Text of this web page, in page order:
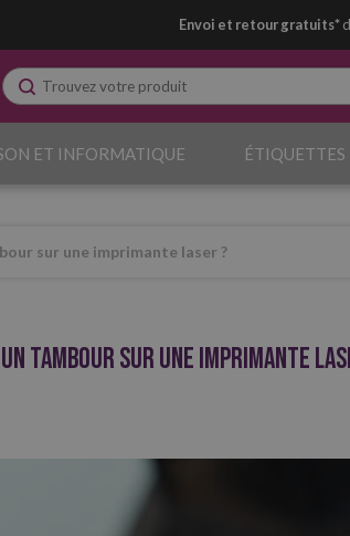
Envoi et retour gratuits*
ET INFORMATIQUE ÉTIQUETTES
sur une imprimante laser ?
tambour sur une imprimante